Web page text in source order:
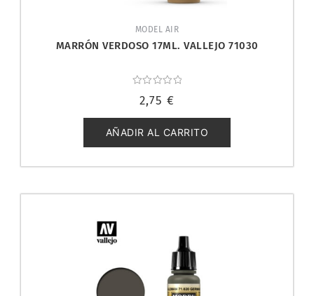
MODEL AIR
MARRÓN VERDOSO 17ML. VALLEJO 71030
con
de
5
2,75 €
AÑADIR AL CARRITO